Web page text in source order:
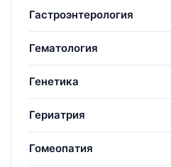
Гастроэнтерология
Гематология
Генетика
Гериатрия
Гомеопатия